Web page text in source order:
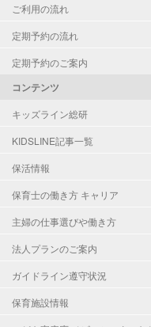
ご利用の流れ
定期予約の流れ
定期予約のご案内
コンテンツ
キッズライン総研
KIDSLINE記事一覧
保活情報
保育士の働き方 キャリア
主婦の仕事選びや働き方
法人プランのご案内
ガイドライン遵守状況
保育施設情報